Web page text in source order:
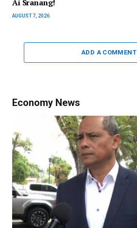
Ai Sranang!
AUGUST 7, 2026
ADD A COMMENT
Economy News